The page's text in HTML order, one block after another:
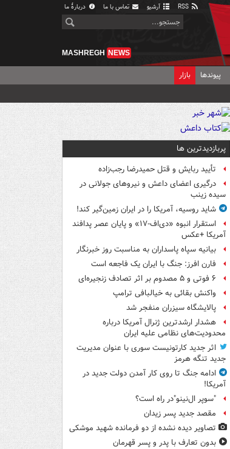
آرشیو تماس با ما دربارهٔ ما
MASHREGH NEWS
پیوندها بازار
پربازدیدترین ها
تأیید ربایش و قتل حمیدرضا رجب‌زاده
درگیری اعضای داعش و نیروهای جولانی در
سیده زینب
شاید روسیه، آمریکا را در ایران زمین‌گیر کند!
استقرار انبوه «دی‌اف‑۱۷» و پایان عصر پدافند
آمریکا +عکس
بیانیه سپاه پاسداران به مناسبت روز خبرنگار
فارن افرز: جنگ با ایران یک فاجعه است
۶ فوتی و ۵ مصدوم بر اثر تصادف زنجیره‌ای
واکنش بقائی به خیالبافی ترامپ
پالایشگاه سیزران منفجر شد
هشدار ارشدترین ژنرال آمریکا درباره
محدودیت‌های نظامی علیه ایران
اثر جدید کارتونیست سوری با عنوان مدیریت
جدید تنگه هرمز
ادامه جنگ تا روی کار آمدن دولت جدید در
آمریکا!
"سوپر ال‌نینو"در راه است؟
مقصد جدید پسر زیدان
تصاویر دیده‌ نشده از دو فرمانده شهید موشکی
بدون تعارف با پدر و پسر قهرمان